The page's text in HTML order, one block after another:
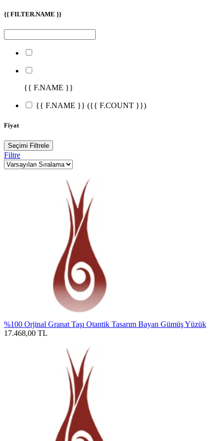
{{ FILTER.NAME }}
{{ F.NAME }}
{{ F.NAME }} ({{ F.COUNT }})
Fiyat
Seçimi Filtrele
Filtre
%100 Orjinal Granat Taşı Otantik Tasarım Bayan Gümüş Yüzük
17.468,00 TL